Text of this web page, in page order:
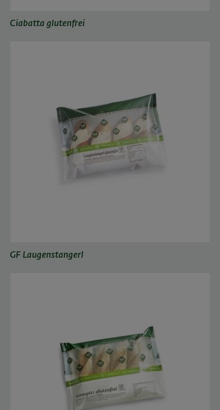
Ciabatta glutenfrei
GF Laugenstangerl